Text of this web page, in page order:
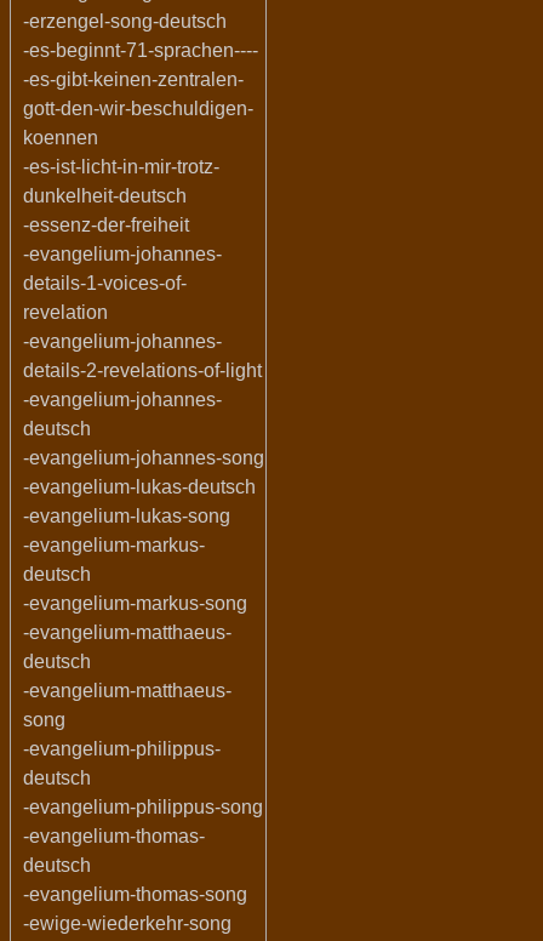
-erzengel-song-deutsch
-es-beginnt-71-sprachen----
-es-gibt-keinen-zentralen-
gott-den-wir-beschuldigen-
koennen
-es-ist-licht-in-mir-trotz-
dunkelheit-deutsch
-essenz-der-freiheit
-evangelium-johannes-
details-1-voices-of-
revelation
-evangelium-johannes-
details-2-revelations-of-light
-evangelium-johannes-
deutsch
-evangelium-johannes-song
-evangelium-lukas-deutsch
-evangelium-lukas-song
-evangelium-markus-
deutsch
-evangelium-markus-song
-evangelium-matthaeus-
deutsch
-evangelium-matthaeus-
song
-evangelium-philippus-
deutsch
-evangelium-philippus-song
-evangelium-thomas-
deutsch
-evangelium-thomas-song
-ewige-wiederkehr-song